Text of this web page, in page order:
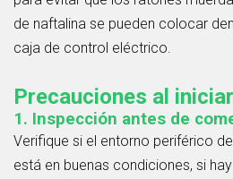
de naftalina se pueden colocar
caja de control eléctrico.
Precauciones al iniciar
1. Inspección antes de
Verifique si el entorno periférico
está en buenas condiciones, si